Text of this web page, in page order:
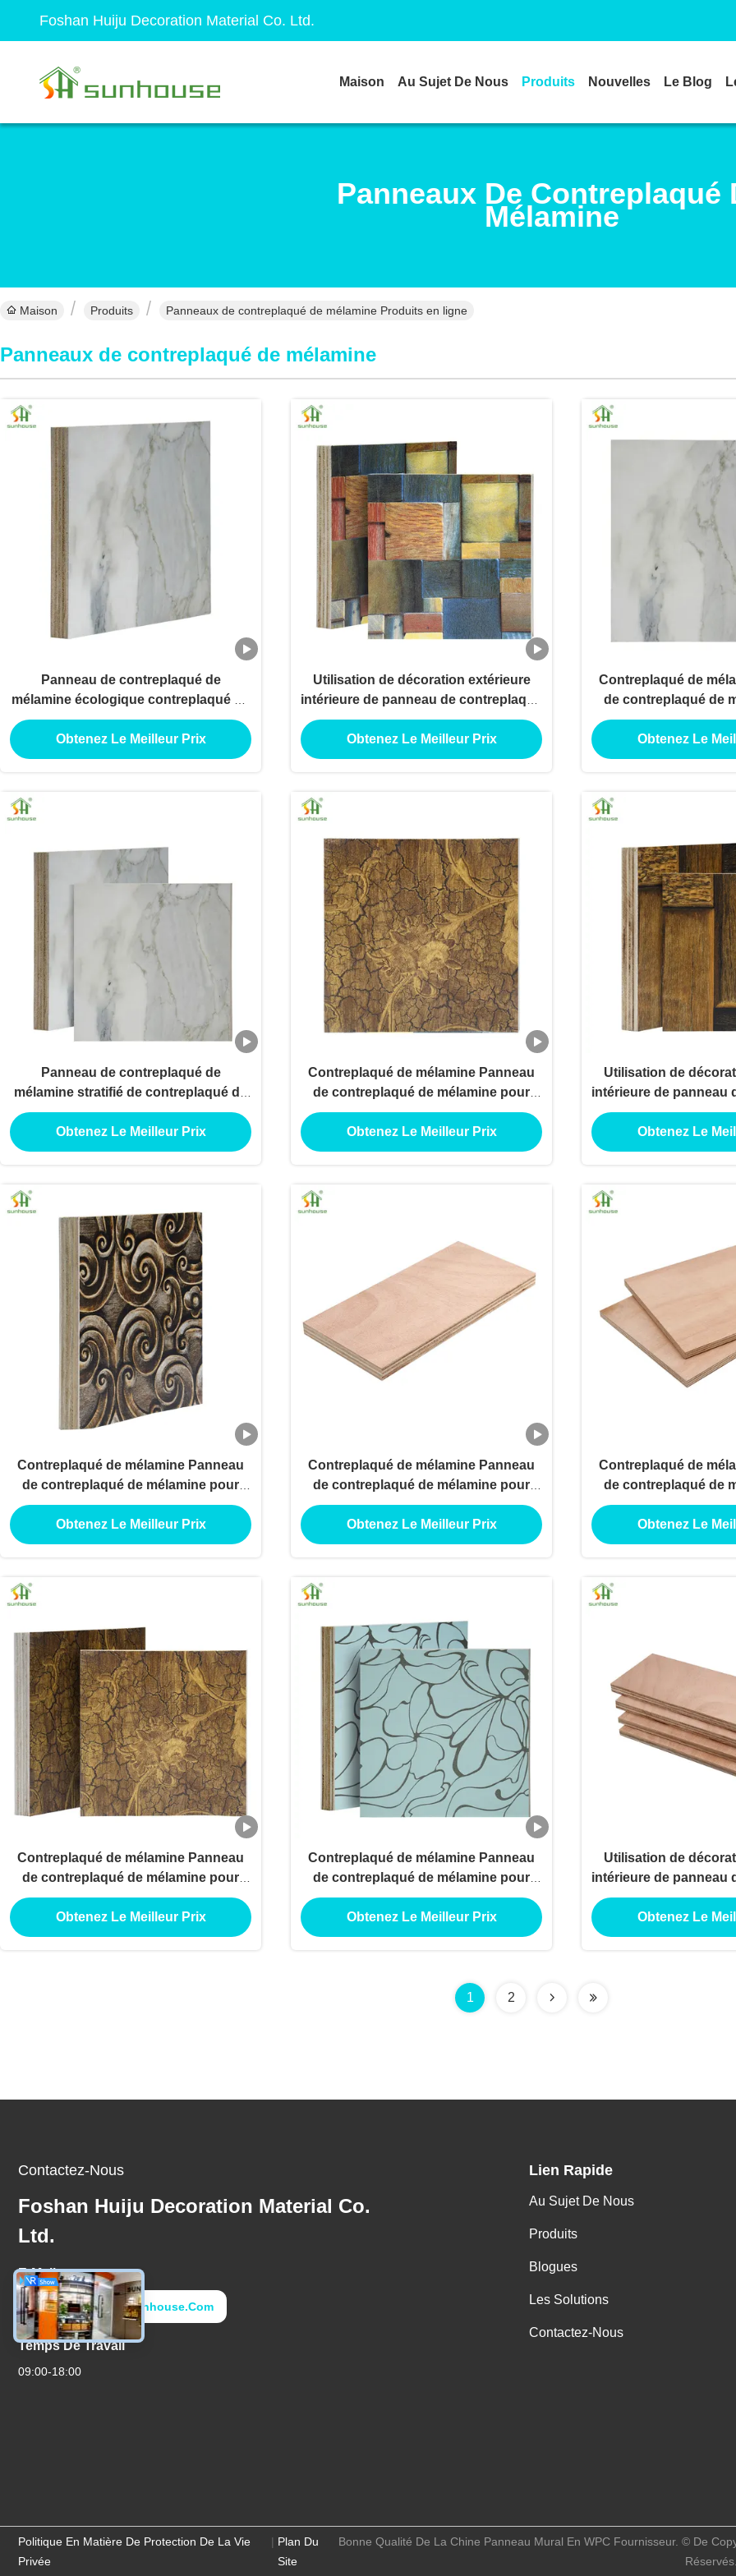
Foshan Huiju Decoration Material Co. Ltd.
Maison Au Sujet De Nous Produits Nouvelles Le Blog
Panneaux De Contreplaqué
Mélamine
Maison Produits Panneaux de contreplaqué de mélamine Produits en ligne
Panneaux de contreplaqué de mélamine
Panneau de contreplaqué de
mélamine écologique contreplaqué de
mélamine pour utilisation de
décoration extérieure intérieure
Obtenez Le Meilleur Prix
Utilisation de décoration extérieure
intérieure de panneau de contreplaqué
de mélamine de contreplaqué pour
l'utilisation d'application de
construction de bâtiments
Obtenez Le Meilleur Prix
Contreplaqué de
de contreplaqué de
utilisation de
Obtenez Le
Panneau de contreplaqué de
mélamine stratifié de contreplaqué de
mélamine pour l'utilisation de
décoration extérieure intérieure
Obtenez Le Meilleur Prix
Contreplaqué de mélamine Panneau
de contreplaqué de mélamine pour
utilisation de décoration extérieure
intérieure
Obtenez Le Meilleur Prix
Utilisation de
intérieure de panneau
de mélamine de
l'utilisation
construction de
Obtenez Le
Contreplaqué de mélamine Panneau
de contreplaqué de mélamine pour
utilisation de décoration extérieure
intérieure
Obtenez Le Meilleur Prix
Contreplaqué de mélamine Panneau
de contreplaqué de mélamine pour
utilisation de décoration extérieure
intérieure
Obtenez Le Meilleur Prix
Contreplaqué de
de contreplaqué de
utilisation de
Obtenez Le
Contreplaqué de mélamine Panneau
de contreplaqué de mélamine pour
utilisation de décoration extérieure
intérieure
Obtenez Le Meilleur Prix
Contreplaqué de mélamine Panneau
de contreplaqué de mélamine pour
utilisation de décoration extérieure
intérieure
Obtenez Le Meilleur Prix
Utilisation de
intérieure de panneau
de mélamine de
l'utilisation
construction de
Obtenez Le
1 2
Contactez-Nous
Foshan Huiju Decoration Material Co.
Ltd.
E-Mail
Ryanho@fs-Sunhouse.com
Temps De Travail
09:00-18:00
Lien Rapide
Au Sujet De Nous
Produits
Blogues
Les Solutions
Contactez-Nous
Politique En Matière De Protection De La Vie
Privée
| Plan Du
Site
Bonne Qualité De La Chine Panneau Mural En WPC Fournisseur. © De
Réservés.